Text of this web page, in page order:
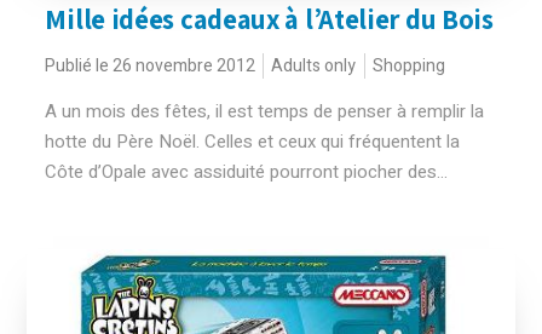
Mille idées cadeaux à l’Atelier du Bois
Publié le 26 novembre 2012 Adults only Shopping
A un mois des fêtes, il est temps de penser à remplir la
hotte du Père Noël. Celles et ceux qui fréquentent la
Côte d’Opale avec assiduité pourront piocher des...